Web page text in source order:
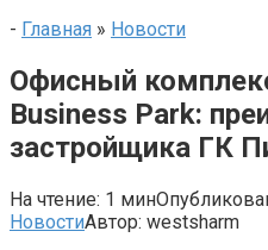
- Главная » Новости
Офисный
Business Park:
застройщика ГК
На чтение: 1 мин
НовостиАвтор: westsharm